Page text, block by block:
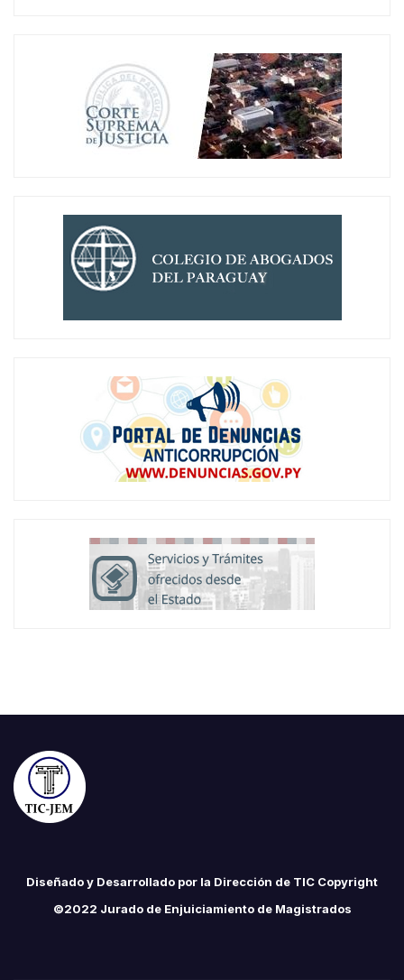
Diseñado y Desarrollado por la Dirección de TIC Copyright
©2022 Jurado de Enjuiciamiento de Magistrados